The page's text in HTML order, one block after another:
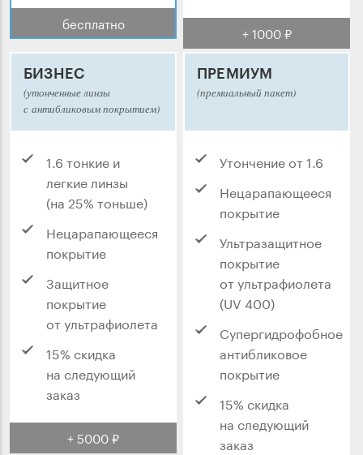
бесплатно + 1000 ₽
БИЗНЕС
(утонченные линзы
с антибликовым покрытием)
1.6 тонкие и
легкие линзы
(на 25% тоньше)
Нецарапающееся
покрытие
Защитное
покрытие
от ультрафиолета
15% скидка
на следующий
заказ
+ 5000 ₽
ПРЕМИУМ
(премиальный пакет)
Утончение от 1.6
Нецарапающееся
покрытие
Ультразащитное
покрытие
от ультрафиолета
(UV 400)
Супергидрофобное
антибликовое
покрытие
15% скидка
на следующий
заказ